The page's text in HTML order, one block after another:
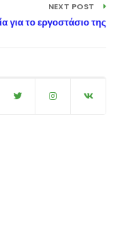
NEXT POST
για το εργοστάσιο της